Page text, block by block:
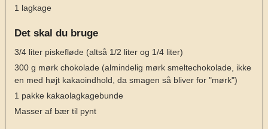
1 lagkage
Det skal du bruge
3/4 liter piskefløde (altså 1/2 liter og 1/4 liter)
300 g mørk chokolade (almindelig mørk smeltechokolade, ikke
en med højt kakaoindhold, da smagen så bliver for "mørk")
1 pakke kakaolagkagebunde
Masser af bær til pynt